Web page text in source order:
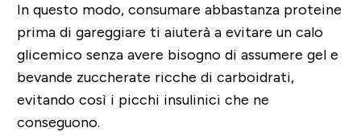
In questo modo, consumare abbastanza proteine
prima di gareggiare ti aiuterà a evitare un calo
glicemicosenza avere bisogno di assumere gel e
bevande zuccherate ricche di carboidrati,
evitando così i picchi insulinici che ne
conseguono.